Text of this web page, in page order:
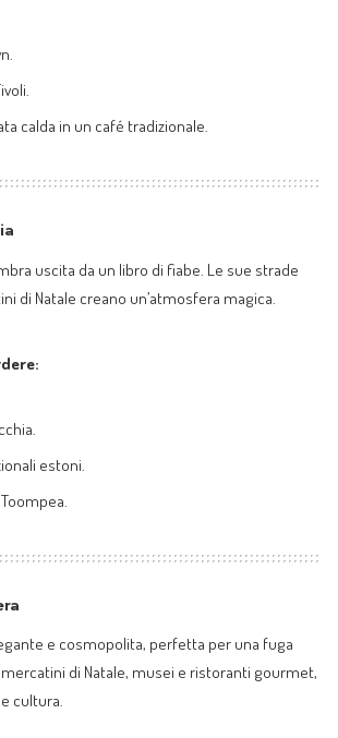
calda in un café tradizionale.
uscita da un libro di fiabe. Le sue strade
di Natale creano un’atmosfera magica.
estoni.
e cosmopolita, perfetta per una fuga
di Natale, musei e ristoranti gourmet,
cultura.